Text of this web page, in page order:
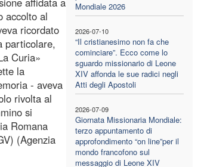
Mondiale 2026
2026-07-10
“Il cristianesimo non fa che
cominciare”. Ecco come lo
sguardo missionario di Leone
XIV affonda le sue radici negli
Atti degli Apostoli
2026-07-09
Giornata Missionaria Mondiale:
terzo appuntamento di
approfondimento “on line”per il
mondo francofono sul
messaggio di Leone XIV
accolto al
ricordato
particolare,
Curia»
la
- aveva
rivolta al
si
Romana
(Agenzia